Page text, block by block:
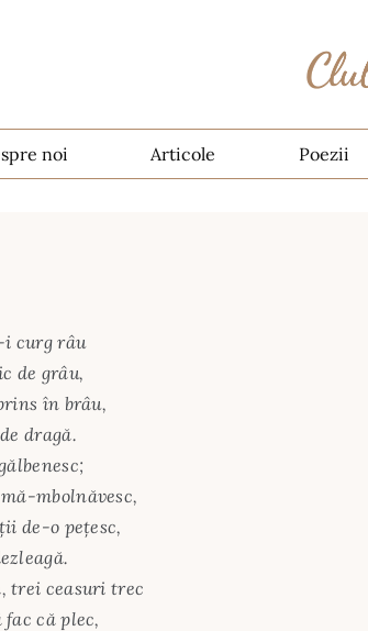
noi Articole Poezii
i curg râu
de grâu,
în brâu,
dragă.
mbolnăvesc,
de-o peţesc,
trei ceasuri trec
fac că plec,